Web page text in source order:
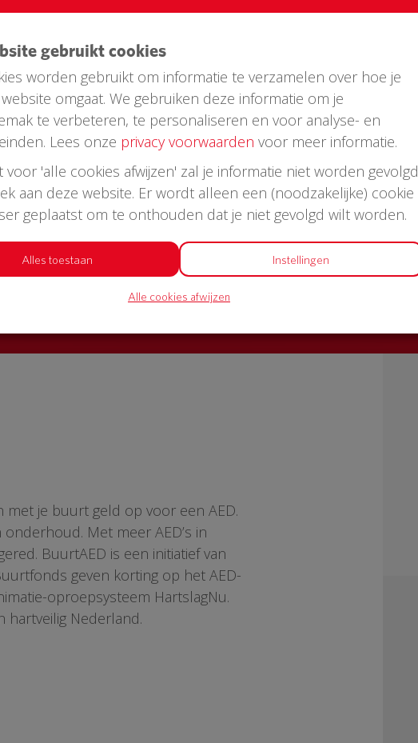
in jouw straat?
een AED + buitenkast met korting
met je buurt geld op voor een AED.
Met meer AED’s in
BuurtAED is een initiatief van
geven korting op het AED-
oproepsysteem HartslagNu.
hartveilig Nederland.
gebruikt cookies
worden gebruikt om informatie te verzamelen over hoe je
omgaat. We gebruiken deze informatie om je
te verbeteren, te personaliseren en voor analyse- en
Lees onze privacy voorwaarden voor meer informatie.
voor 'alle cookies afwijzen' zal je informatie niet worden gevolgd
aan deze website. Er wordt alleen een (noodzakelijke) cookie
geplaatst om te onthouden dat je niet gevolgd wilt worden.
Alles toestaan Instellingen
Alle cookies afwijzen